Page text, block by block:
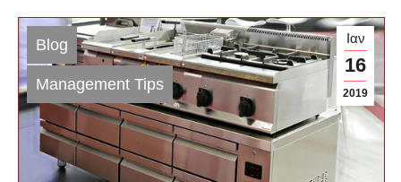
Ιαν
16
2019
Blog
Management Tips